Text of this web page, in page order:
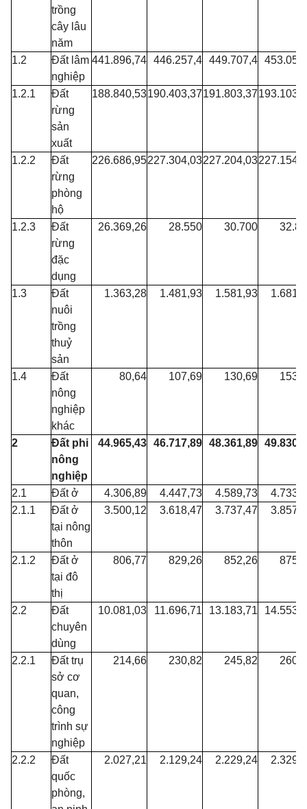
trồng
cây lâu
năm
1.2
Đất lâm
nghiệp
441.896,74 446.257,4 449.707,4
1.2.1
Đất
rừng
sản
xuất
188.840,53190.403,37191.803,37
1.2.2
Đất
rừng
phòng
hộ
226.686,95227.304,03227.204,03
1.2.3
Đất
rừng
đặc
dụng
26.369,26 28.550 30.700
1.3
Đất
nuôi
trồng
thuỷ
sản
1.363,28 1.481,93 1.581,93
1.4
Đất
nông
nghiệp
khác
80,64 107,69 130,69
2
Đất phi
nông
nghiệp
44.965,43 46.717,89 48.361,89
2.1 Đất ở 4.306,89 4.447,73 4.589,73
2.1.1
Đất ở
tại nông
thôn
3.500,12 3.618,47 3.737,47
2.1.2
Đất ở
tại đô
thị
806,77 829,26 852,26
2.2
Đất
chuyên
dùng
10.081,03 11.696,71 13.183,71
2.2.1
Đất trụ
sở cơ
quan,
công
trình sự
nghiệp
214,66 230,82 245,82
2.2.2
Đất
quốc
phòng,
2.027,21 2.129,24 2.229,24